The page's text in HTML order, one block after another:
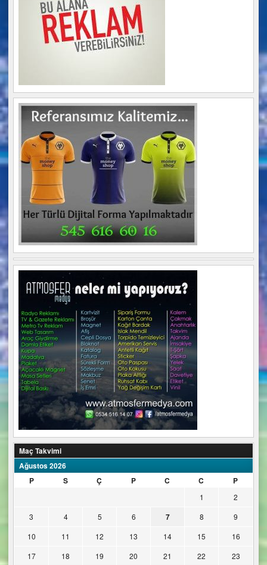
Maç Takvimi
Ağustos 2026
P
S Ç P C C P
1
2
3
4 5 6 7 8
9
10
11 12 13 14 15
16
17
18 19 20 21 22
23